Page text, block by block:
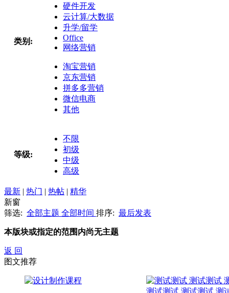
类别:
硬件开发
云计算/大数据
升学/留学
Office
网络营销
淘宝营销
京东营销
拼多多营销
微信电商
其他
等级:
不限
初级
中级
高级
最新 | 热门 | 热帖 | 精华
新窗
筛选: 全部主题 全部时间 排序: 最后发表
本版块或指定的范围内尚无主题
返 回
图文推荐